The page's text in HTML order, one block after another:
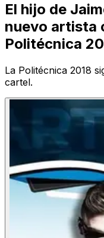
El hijo de
nuevo artista
Politécnica
La Politécnica 2018
cartel.